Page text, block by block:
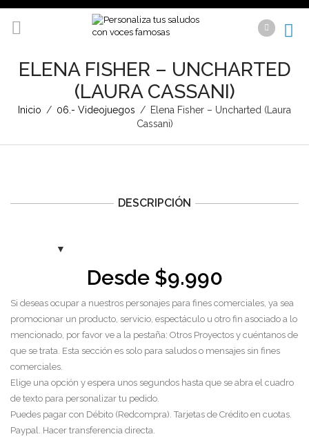
ELENA FISHER – UNCHARTED
(LAURA CASSANI)
Inicio / 06.- Videojuegos / Elena Fisher – Uncharted (Laura
Cassani)
DESCRIPCIÓN
Desde $9.990
Si deseas ocupar a nuestros personajes para fines comerciales, ya sea
promocionar un producto, servicio, espectáculo u otro fin asociado a lo
mencionado, por favor ve a la pestaña: Otros Proyectos y cuéntanos de
que se trata. Esta sección es solo para saludos o mensajes sin fines
comerciales.
Elige una opción y espera unos segundos hasta que se abra el cuadro
de texto para personalizar tu pedido.
Puedes pagar con Débito (Redcompra). Tarjetas de Crédito en cuotas.
Paypal. Hacer transferencia directa.